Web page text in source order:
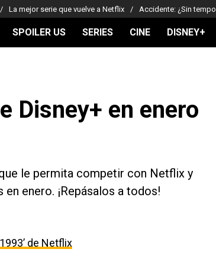
La mejor serie que vuelve a Netflix Accidente: ¿Sin
SPOILER US SERIES CINE DISNEY+
Disney+ en enero
le permita competir con Netflix y
enero. ¡Repásalos a todos!
de Netflix